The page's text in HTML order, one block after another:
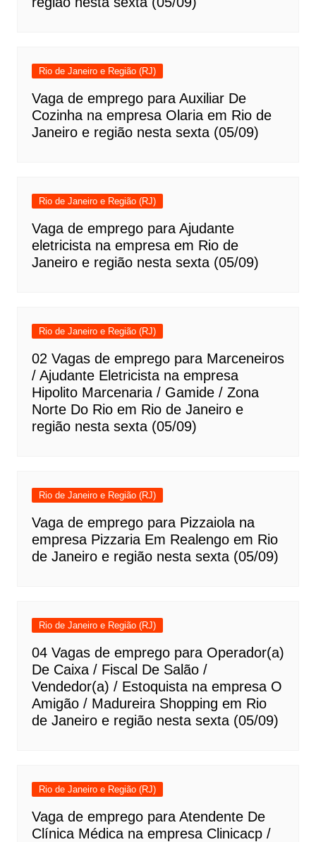
Rio de Janeiro e Região (RJ)
Vaga de emprego para Auxiliar De
Cozinha na empresa Olaria em Rio de
Janeiro e região nesta sexta (05/09)
Rio de Janeiro e Região (RJ)
Vaga de emprego para Ajudante
eletricista na empresa em Rio de
Janeiro e região nesta sexta (05/09)
Rio de Janeiro e Região (RJ)
02 Vagas de emprego para Marceneiros
/ Ajudante Eletricista na empresa
Hipolito Marcenaria / Gamide / Zona
Norte Do Rio em Rio de Janeiro e
região nesta sexta (05/09)
Rio de Janeiro e Região (RJ)
Vaga de emprego para Pizzaiola na
empresa Pizzaria Em Realengo em Rio
de Janeiro e região nesta sexta (05/09)
Rio de Janeiro e Região (RJ)
04 Vagas de emprego para Operador(a)
De Caixa / Fiscal De Salão /
Vendedor(a) / Estoquista na empresa O
Amigão / Madureira Shopping em Rio
de Janeiro e região nesta sexta (05/09)
Rio de Janeiro e Região (RJ)
Vaga de emprego para Atendente De
Clínica Médica na empresa Clinicacp /